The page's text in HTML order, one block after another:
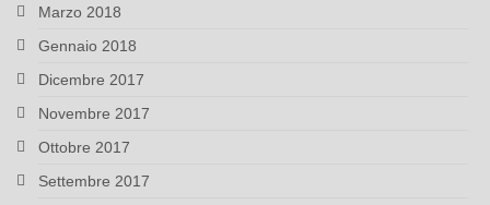
Marzo 2018
Gennaio 2018
Dicembre 2017
Novembre 2017
Ottobre 2017
Settembre 2017